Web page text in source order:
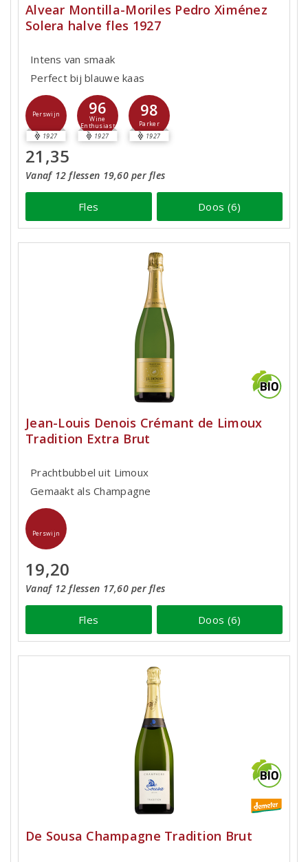
Alvear Montilla-Moriles Pedro Ximénez
Solera halve fles 1927
Intens van smaak
Perfect bij blauwe kaas
Perswijn
1927
96
Wine
Enthusiast
1927
98
Parker
1927
21,35
Vanaf 12 flessen 19,60 per fles
Fles Doos (6)
Jean-Louis Denois Crémant de Limoux
Tradition Extra Brut
Prachtbubbel uit Limoux
Gemaakt als Champagne
Perswijn
19,20
Vanaf 12 flessen 17,60 per fles
Fles Doos (6)
De Sousa Champagne Tradition Brut